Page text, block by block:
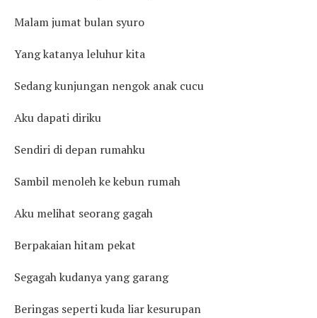
Malam jumat bulan syuro
Yang katanya leluhur kita
Sedang kunjungan nengok anak cucu
Aku dapati diriku
Sendiri di depan rumahku
Sambil menoleh ke kebun rumah
Aku melihat seorang gagah
Berpakaian hitam pekat
Segagah kudanya yang garang
Beringas seperti kuda liar kesurupan